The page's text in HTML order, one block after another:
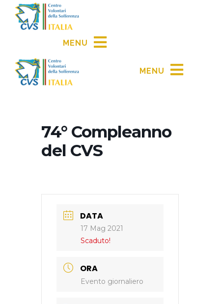
MENU
MENU
74° Compleanno
del CVS
DATA
17 Mag 2021
Scaduto!
ORA
Evento giornaliero